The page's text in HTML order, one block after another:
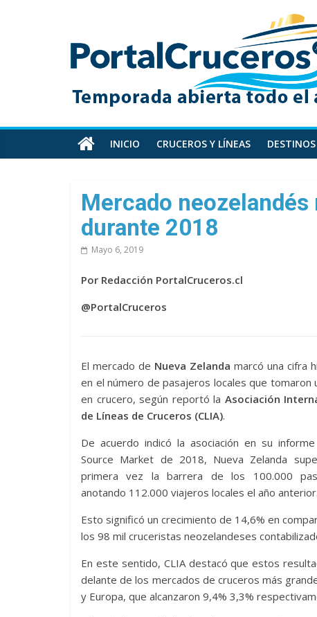
PortalCruceros
Toda
información
cruceros
en
un
sitio
INICIO CRUCEROS Y LÍNEAS DESTINOS
Mercado
durante 2018
Mayo 6, 2019
Por Redacción PortalCruceros.cl
@PortalCruceros
El mercado de Nueva Zelanda marcó una cifra
en el número de pasajeros locales que tomaron
en crucero, según reportó la Asociación
de Líneas de Cruceros (CLIA).
De acuerdo indicó la asociación en su informe
Source Market de 2018, Nueva Zelanda
primera vez la barrera de los 100.000
anotando 112.000 viajeros locales el año anterior.
Esto significó un crecimiento de 14,6% en
los 98 mil cruceristas neozelandeses
En este sentido, CLIA destacó que estos
delante de los mercados de cruceros más
y Europa, que alcanzaron 9,4% 3,3%